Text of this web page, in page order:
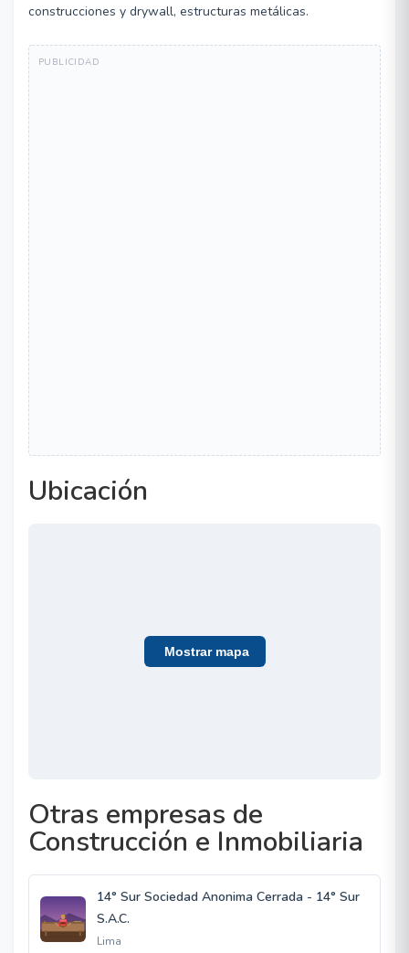
construcciones y drywall, estructuras metálicas.
Ubicación
Mostrar mapa
Otras empresas de
Construcción e Inmobiliaria
14° Sur Sociedad Anonima Cerrada - 14° Sur
S.A.C.
Lima